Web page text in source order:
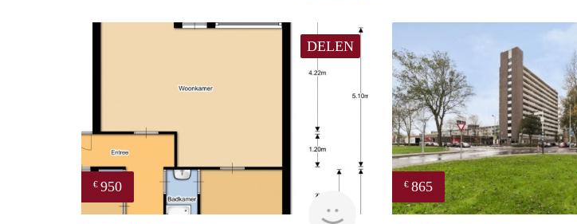
DELEN
€ 950 € 865